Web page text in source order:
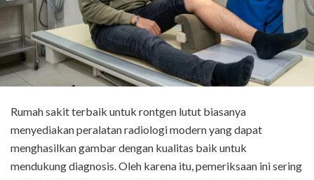
Rumah sakit terbaik untuk rontgen lutut biasanya
menyediakan peralatan radiologi modern yang dapat
menghasilkan gambar dengan kualitas baik untuk
mendukung diagnosis. Oleh karena itu, pemeriksaan ini sering